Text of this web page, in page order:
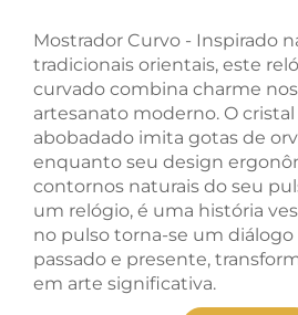
Mostrador Curvo - Inspirado
tradicionais orientais, este
curvado combina charme
artesanato moderno. O cristal
abobadado imita gotas de
enquanto seu design
contornos naturais do seu
um relógio, é uma história
no pulso torna-se um
passado e presente,
em arte significativa.